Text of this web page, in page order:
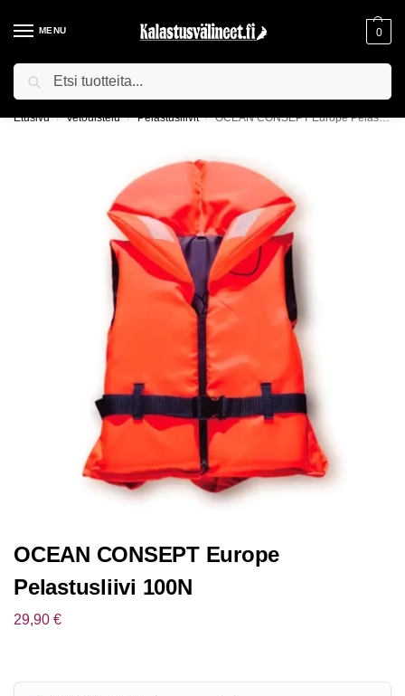
MENU 0
ILMAINEN TOIMITUS YLI 75€ TILAUKSILLE!
Etusivu / Vetouistelu / Pelastusliivit / OCEAN CONSEPT Europe Pelastusliivi 100N
OCEAN CONSEPT Europe
Pelastusliivi 100N
29,90 €